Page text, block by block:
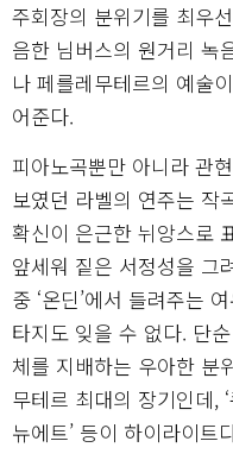
주회장의 분위기를 최우
음한 님버스의 원거리 녹
나 페를레무테르의 예술
어준다.
피아노곡뿐만 아니라 관
보였던 라벨의 연주는 작
확신이 은근한 뉘앙스로
앞세워 짙은 서정성을 그
중 ‘온딘’에서 들려주는
타지도 잊을 수 없다. 단
체를 지배하는 우아한 분
무테르 최대의 장기인데, ‘
뉴에트’ 등이 하이라이트